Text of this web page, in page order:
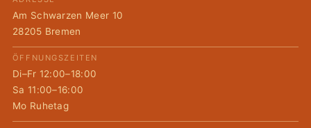
Am Schwarzen Meer 10
28205 Bremen
ÖFFNUNGSZEITEN
Di–Fr 12:00–18:00
Sa 11:00–16:00
Mo Ruhetag